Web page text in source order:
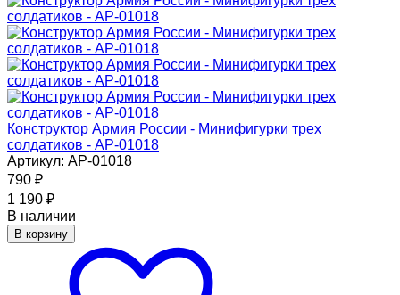
Конструктор Армия России - Минифигурки трех
солдатиков - АР-01018
Артикул: АР-01018
790 ₽
1 190 ₽
В наличии
В корзину